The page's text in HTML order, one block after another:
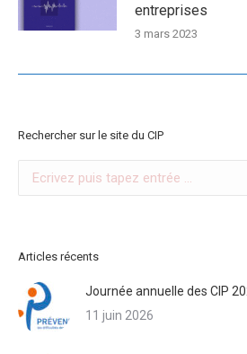
entreprises
3 mars 2023
Rechercher sur le site du CIP
Articles récents
Journée annuelle des CIP
11 juin 2026